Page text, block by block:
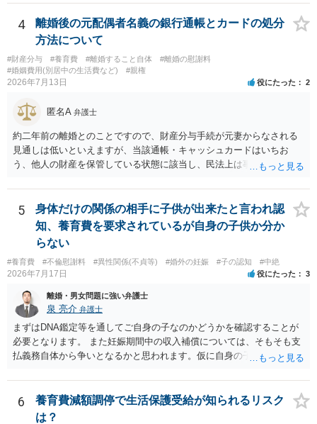
婚する、慰謝料をとるなど）ことができると思われます。 ただし、不
貞発覚後、長期間同居を続けると、不貞を許したとの評価につながる
場合がありますので、ご注意ください。 以上、ご参考まで。
4
離婚後の元配偶者名義の銀行通帳とカードの処分
方法について
#財産分与 #養育費 #離婚すること自体
#離婚の慰謝料
#婚姻費用(別居中の生活費など)
#親権
2026年7月13日 役にたった 2
匿名A 弁護士
約二年前の離婚とのことですので、財産分与手続が元妻からなされる
見通しは低いといえますが、当該通帳・キャッシュカードはいちお
う、他人の財産を保管している状態に該当し、民法上は事務管理（597
えにくくとも、表だってのお答えとしては元妻の了解なく処分するこ
とはできないというお答えになってしまいます。
5
身体だけの関係の相手に子供が出来たと言われ認
知、養育費を要求されているが自身の子供か分か
らない
#養育費 #不倫慰謝料 #異性関係(不貞等) #婚外の妊娠 #子の認知 #中絶
2026年7月17日 役にたった 3
離婚・男女問題に強い弁護士
泉 亮介 弁護士
まずはDNA鑑定等を通してご自身の子なのかどうかを確認することが
必要となります。 また妊娠期間中の収入補償については、そもそも支
払義務自体から争いとなるかと思われます。仮に自身の子であったと
相手に弁護士がついているということであれば、依頼をするかしない
かは別として一度ご自身も個別に弁護士に相談をされたほうが良いで
しょう。
6
養育費減額調停で生活保護受給が知られるリスク
は？